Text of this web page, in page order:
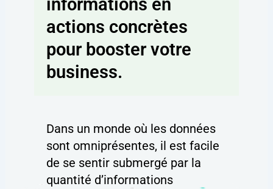
informations en
actions concrètes
pour booster votre
business.
Dans un monde où les données
sont omniprésentes, il est facile
de se sentir submergé par la
quantité d’informations